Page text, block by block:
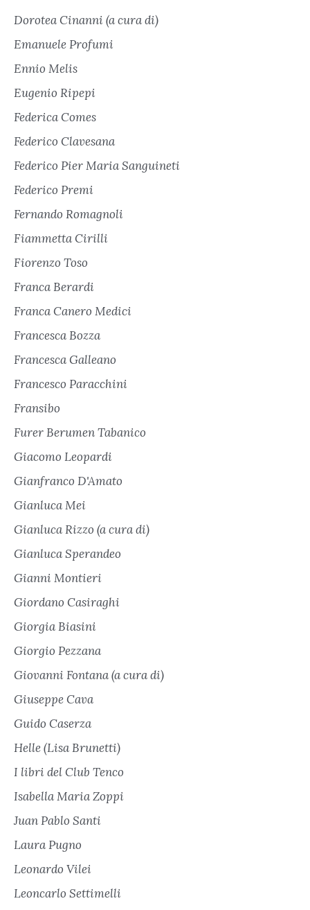
Dorotea Cinanni (a cura di)
Emanuele Profumi
Ennio Melis
Eugenio Ripepi
Federica Comes
Federico Clavesana
Federico Pier Maria Sanguineti
Federico Premi
Fernando Romagnoli
Fiammetta Cirilli
Fiorenzo Toso
Franca Berardi
Franca Canero Medici
Francesca Bozza
Francesca Galleano
Francesco Paracchini
Fransibo
Furer Berumen Tabanico
Giacomo Leopardi
Gianfranco D'Amato
Gianluca Mei
Gianluca Rizzo (a cura di)
Gianluca Sperandeo
Gianni Montieri
Giordano Casiraghi
Giorgia Biasini
Giorgio Pezzana
Giovanni Fontana (a cura di)
Giuseppe Cava
Guido Caserza
Helle (Lisa Brunetti)
I libri del Club Tenco
Isabella Maria Zoppi
Juan Pablo Santi
Laura Pugno
Leonardo Vilei
Leoncarlo Settimelli